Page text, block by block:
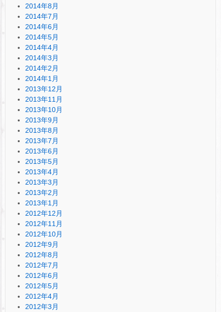
2014年8月
2014年7月
2014年6月
2014年5月
2014年4月
2014年3月
2014年2月
2014年1月
2013年12月
2013年11月
2013年10月
2013年9月
2013年8月
2013年7月
2013年6月
2013年5月
2013年4月
2013年3月
2013年2月
2013年1月
2012年12月
2012年11月
2012年10月
2012年9月
2012年8月
2012年7月
2012年6月
2012年5月
2012年4月
2012年3月